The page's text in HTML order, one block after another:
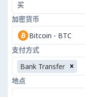
买
加密货币
Bitcoin - BTC
支付方式
Bank Transfer
地点